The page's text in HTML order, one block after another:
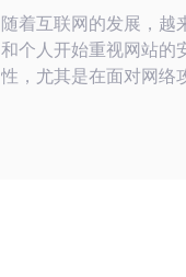
随着互联网的发展，越
和个人开始重视网站的
性，尤其是在面对网络